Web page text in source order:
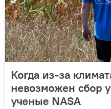
Когда из-за
невозможен сбор
ученые NASA